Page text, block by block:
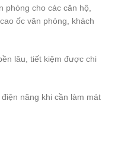
phòng cho các căn hộ,
ốc văn phòng, khách
lâu, tiết kiệm được chi
năng khi cần làm mát